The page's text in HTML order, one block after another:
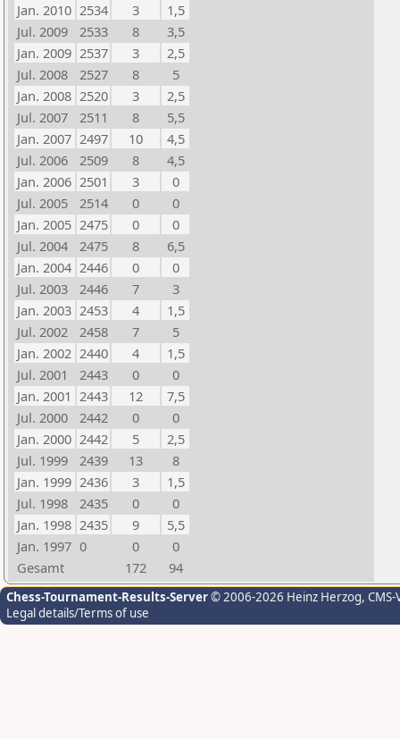
Jan. 2010 2534 3
1,5
Jul. 2009
2533 8
3,5
Jan. 2009 2537 3
2,5
Jul. 2008
2527 8
5
Jan. 2008 2520 3
2,5
Jul. 2007
2511 8
5,5
Jan. 2007 2497 10
4,5
Jul. 2006
2509 8
4,5
Jan. 2006 2501 3
0
Jul. 2005
2514 0
0
Jan. 2005 2475 0
0
Jul. 2004
2475 8
6,5
Jan. 2004 2446 0
0
Jul. 2003
2446 7
3
Jan. 2003 2453 4
1,5
Jul. 2002
2458 7
5
Jan. 2002 2440 4
1,5
Jul. 2001
2443 0
0
Jan. 2001 2443 12
7,5
Jul. 2000
2442 0
0
Jan. 2000 2442 5
2,5
Jul. 1999
2439 13
8
Jan. 1999 2436 3
1,5
Jul. 1998
2435 0
0
Jan. 1998 2435 9
5,5
Jan. 1997 0 0
0
Gesamt
172 94
Chess-Tournament-Results-Server© 2006-2026 Heinz Herzog,
Legal details/Terms of use